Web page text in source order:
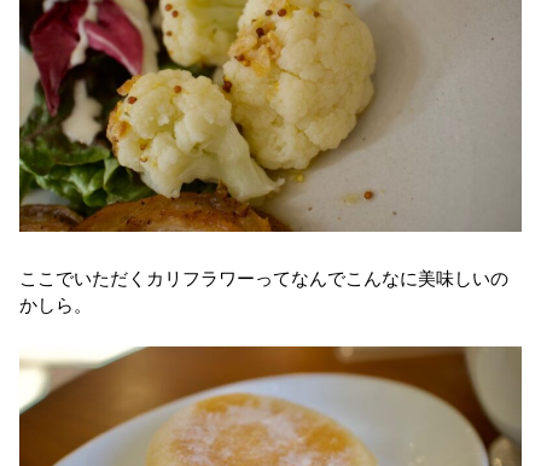
ここでいただくカリフラワーってなんでこんなに美味しいの
かしら。